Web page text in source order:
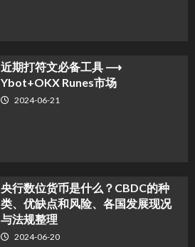
近期打符文必备工具 ⟶
Ybot+OKX Runes市场
2024-06-21
央行数位货币是什么？CBDC的种
类、优缺点和风险、各国发展现况
与法规整理
2024-06-20